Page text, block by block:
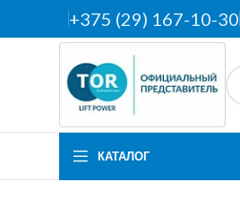
+375 (29) 167-10-30
КАТАЛОГ